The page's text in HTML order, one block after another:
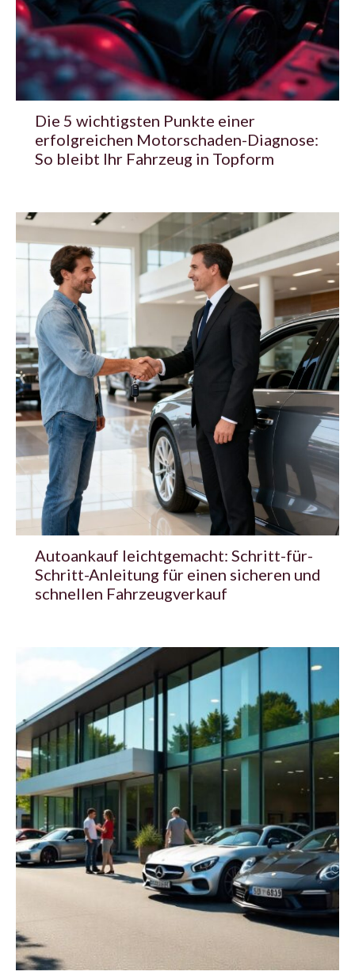
Die 5 wichtigsten Punkte einer
erfolgreichen Motorschaden-Diagnose:
So bleibt Ihr Fahrzeug in Topform
Autoankauf leichtgemacht: Schritt-für-
Schritt-Anleitung für einen sicheren und
schnellen Fahrzeugverkauf